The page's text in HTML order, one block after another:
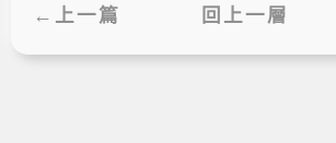
←上一篇 回上一層